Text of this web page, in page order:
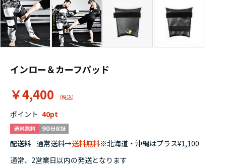
インロー＆カーフパッド
￥4,400
ポイント 40
配送料 通常送料→送料無料※北海道・沖縄はプラス¥1,100
通常、2営業日以内の発送となります